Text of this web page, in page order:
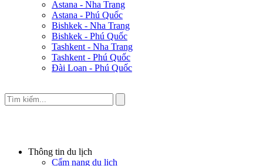
Astana - Nha Trang
Astana - Phú Quốc
Bishkek - Nha Trang
Bishkek - Phú Quốc
Tashkent - Nha Trang
Tashkent - Phú Quốc
Đài Loan - Phú Quốc
Thông tin du lịch
Cẩm nang du lịch